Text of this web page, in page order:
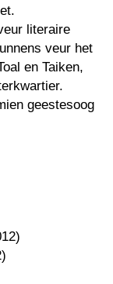
literaire
veur het
en Taiken,
geestesoog